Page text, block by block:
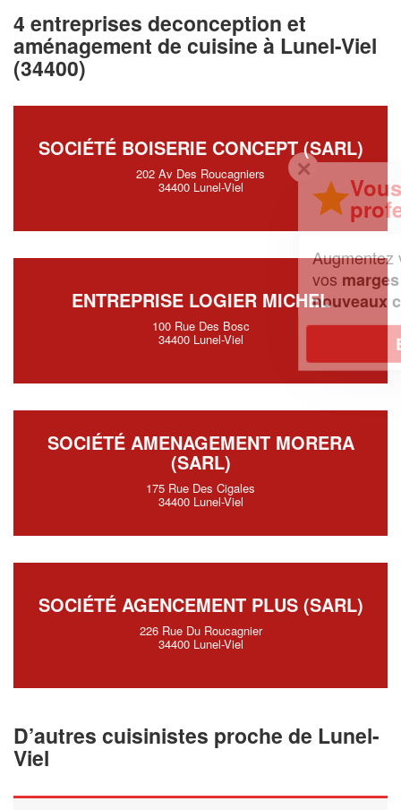
4 entreprises deconception et
aménagement de cuisine à Lunel-Viel
(34400)
SOCIÉTÉ BOISERIE CONCEPT (SARL)
202 Av Des Roucagniers
34400 Lunel-Viel
ENTREPRISE LOGIER MICHEL
100 Rue Des Bosc
34400 Lunel-Viel
SOCIÉTÉ AMENAGEMENT MORERA
(SARL)
175 Rue Des Cigales
34400 Lunel-Viel
SOCIÉTÉ AGENCEMENT PLUS (SARL)
226 Rue Du Roucagnier
34400 Lunel-Viel
D’autres cuisinistes proche de Lunel-
Viel
Vous êtes un
professionnel ?
Augmentez votrechiffre d'affaireset
tout en gagnant de
nouveaux clients!
En savoir plus